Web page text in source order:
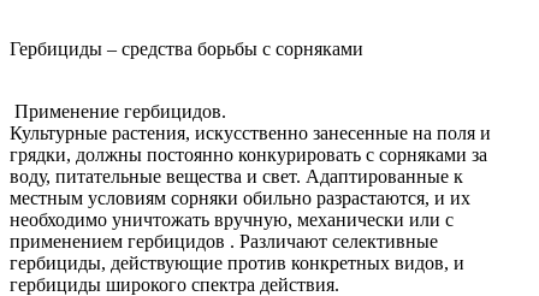
Гербициды – средства борьбы с сорняками
Применение гербицидов.
Культурные растения, искусственно занесенные на поля и
грядки, должны постоянно конкурировать с сорняками за
воду, питательные вещества и свет. Адаптированные к
местным условиям сорняки обильно разрастаются, и их
необходимо уничтожать вручную, механически или с
применением гербицидов . Различают селективные
гербициды, действующие против конкретных видов, и
гербициды широкого спектра действия.